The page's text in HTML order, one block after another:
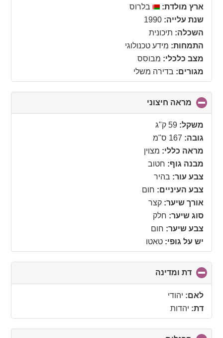
ארץ מולדת:
בלרוס
שנת עלייה: 1990
השכלה: תיכונית
התמחות: מידע טכנולוגי
מצב כלכלי: מבוסס
מגורים: בדירה משלי
מראה חיצוני
to
משקל: 59 ק"ג
גובה: 167 ס"מ
מראה כללי: מצוין
מבנה גוף: חטוב
צבע עור: בהיר
צבע העיניים: חום
אורך שיער: קצר
סוג שיער: חלק
צבע שיער: חום
יש על גופי: טאטו
דת ומדינה
to
לאם: יהודי
דת: יהדות